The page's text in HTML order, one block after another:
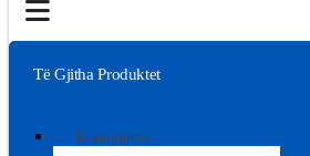
Të Gjitha Produktet
Kompjutera